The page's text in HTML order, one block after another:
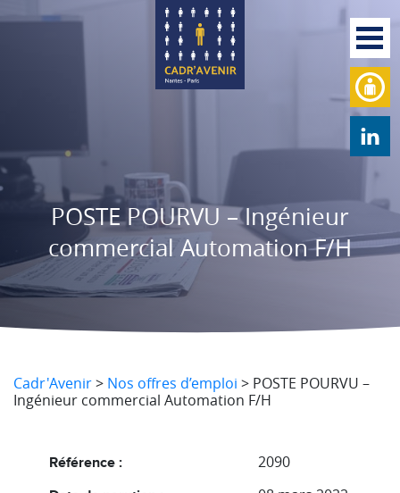
POSTE POURVU – Ingénieur
commercial Automation F/H
Cadr'Avenir> Nos offres d’emploi > POSTE POURVU –
Ingénieur commercial Automation F/H
Référence : 2090